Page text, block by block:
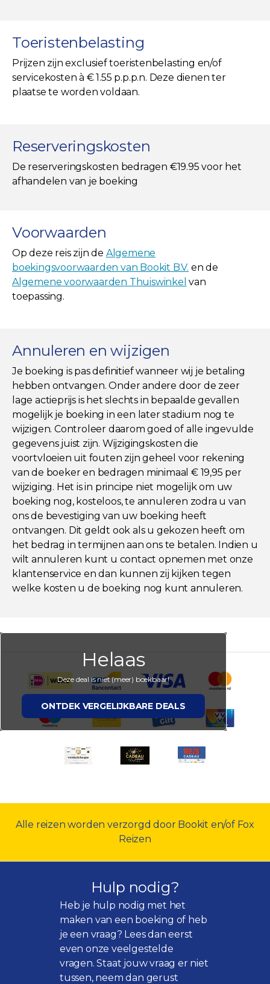
Toeristenbelasting
Prijzen zijn exclusief toeristenbelasting en/of
servicekosten à € 1.55 p.p.p.n. Deze dienen ter
plaatse te worden voldaan.
Reserveringskosten
De reserveringskosten bedragen €19.95 voor het
afhandelen van je boeking
Voorwaarden
Op deze reis zijn de Algemene
boekingsvoorwaarden van Bookit B.V. en de
Algemene voorwaarden Thuiswinkel van
toepassing.
Annuleren en wijzigen
Je boeking is pas definitief wanneer wij je betaling
hebben ontvangen. Onder andere door de zeer
lage actieprijs is het slechts in bepaalde gevallen
mogelijk je boeking in een later stadium nog te
wijzigen. Controleer daarom goed of alle ingevulde
gegevens juist zijn. Wijzigingskosten die
voortvloeien uit fouten zijn geheel voor rekening
van de boeker en bedragen minimaal € 19,95 per
wijziging. Het is in principe niet mogelijk om uw
boeking nog, kosteloos, te annuleren zodra u van
ons de bevestiging van uw boeking heeft
ontvangen. Dit geldt ook als u gekozen heeft om
het bedrag in termijnen aan ons te betalen. Indien u
wilt annuleren kunt u contact opnemen met onze
klantenservice en dan kunnen zij kijken tegen
welke kosten u de boeking nog kunt annuleren.
Helaas
Deze deal is niet (meer) boekbaar!
ONTDEK VERGELIJKBARE DEALS
Alle reizen worden verzorgd door Bookit en/of Fox
Reizen
Hulp nodig?
Heb je hulp nodig met het
maken van een boeking of heb
je een vraag? Lees dan eerst
even onzeveelgestelde
vragen. Staat jouw vraag er niet
tussen, neem dan gerust